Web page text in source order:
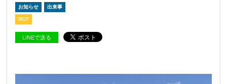
お知らせ 出来事
BCP
LINEで送る